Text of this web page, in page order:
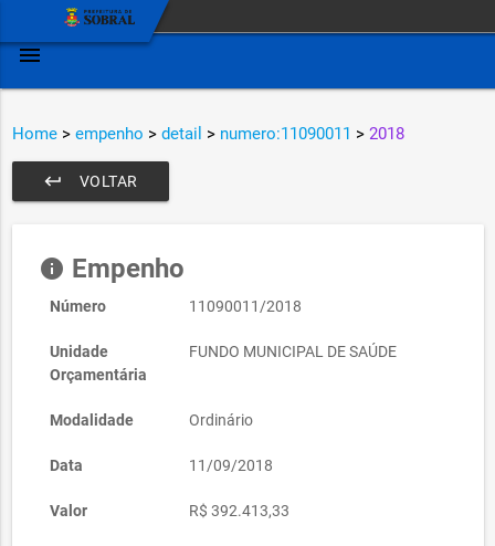
menu
Home > empenho > detail > numero:11090011 > 2018
VOLTAR
keyboard_return
info Empenho
Número 11090011/2018
Unidade
Orçamentária
FUNDO MUNICIPAL DE SAÚDE
Modalidade Ordinário
Data 11/09/2018
Valor R$ 392.413,33